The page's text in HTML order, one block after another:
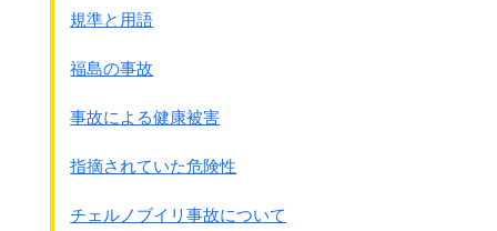
(d)この条約によって締約国に対して
いずれかの者に対して、
2 締約国は、
もしくは占有する化学兵器又は自国の管理
化学兵器を廃棄することを約束する。
規準と用語
福島の事故
事故による健康被害
指摘されていた危険性
チェルノブイリ事故について